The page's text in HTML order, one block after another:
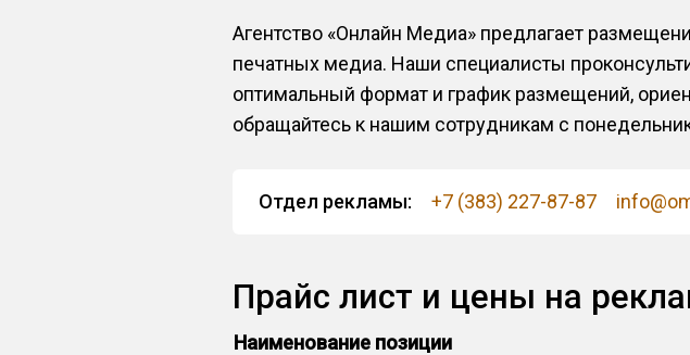
Агентство «Онлайн Медиа» предлагает
печатных медиа. Наши специалисты
оптимальный формат и график размещений,
обращайтесь к нашим сотрудникам с
Отдел рекламы: +7 (383) 227-87-87
Прайс лист и цены на
Наименование позиции